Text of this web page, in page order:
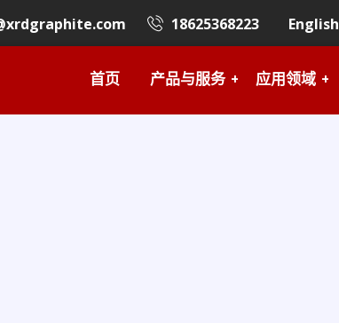
18625368223 English
首页 产品与服务 应用领域